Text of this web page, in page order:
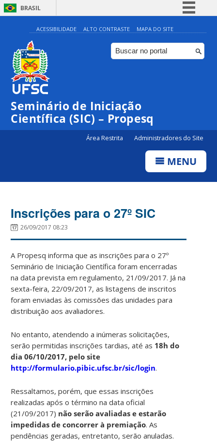
BRASIL
Simplifique!
Comunica BR
Participe
ACESSIBILIDADE ALTO CONTRASTE MAPA DO SITE
Seminário de Iniciação
Científica (SIC) – Propesq
Área Restrita Administradores do Site
MENU
Inscrições para o 27º SIC
26/09/2017 08:23
A Propesq informa que as inscrições para o 27º
Seminário de Iniciação Científica foram encerradas
na data prevista em regulamento, 21/09/2017. Já na
sexta-feira, 22/09/2017, as listagens de inscritos
foram enviadas às comissões das unidades para
distribuição aos avaliadores.
No entanto, atendendo a inúmeras solicitações,
serão permitidas inscrições tardias, até as 18h do
dia 06/10/2017, pelo site
http://formulario.pibic.ufsc.br/sic/login.
Ressaltamos, porém, que essas inscrições
realizadas após o término na data oficial
(21/09/2017) não serão avaliadas e estarão
impedidas de concorrer à premiação. As
pendências geradas, entretanto, serão anuladas.